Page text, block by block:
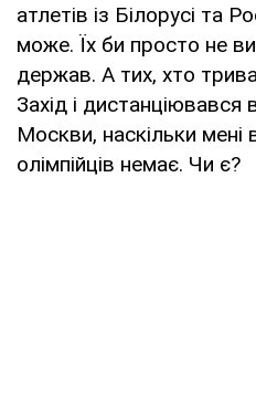
атлетів із Білорусі та
може. Їх би просто не
держав. А тих, хто
Захід і дистанціювався
Москви, наскільки мені
олімпійців немає. Чи є?